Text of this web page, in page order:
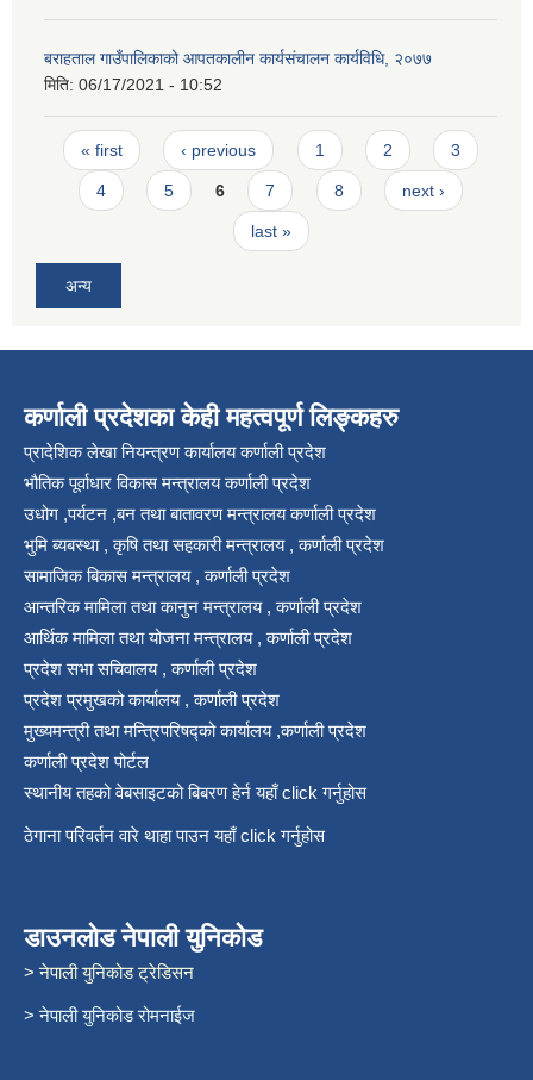
बराहताल गाउँपालिकाको आपतकालीन कार्यसंचालन कार्यविधि, २०७७
मिति: 06/17/2021 - 10:52
Pages
« first ‹ previous 1 2 3
4 5 6 7 8 next ›
last »
अन्य
कर्णाली प्रदेशका केही महत्वपूर्ण लिङ्कहरु
प्रादेशिक लेखा नियन्त्रण कार्यालय कर्णाली प्रदेश
भौतिक पूर्वाधार विकास मन्त्रालय कर्णाली प्रदेश
उधोग ,पर्यटन ,बन तथा बातावरण मन्त्रालय कर्णाली प्रदेश
भुमि ब्यबस्था , कृषि तथा सहकारी मन्त्रालय , कर्णाली प्रदेश
सामाजिक बिकास मन्त्रालय , कर्णाली प्रदेश
आन्तरिक मामिला तथा कानुन मन्त्रालय , कर्णाली प्रदेश
आर्थिक मामिला तथा योजना मन्त्रालय , कर्णाली प्रदेश
प्रदेश सभा सचिवालय , कर्णाली प्रदेश
प्रदेश प्रमुखको कार्यालय , कर्णाली प्रदेश
मुख्यमन्त्री तथा मन्त्रिपरिषद्को कार्यालय ,कर्णाली प्रदेश
कर्णाली प्रदेश पोर्टल
स्थानीय तहको वेबसाइटको बिबरण हेर्न यहाँ click गर्नुहोस
ठेगाना परिवर्तन वारे थाहा पाउन यहाँ click गर्नुहोस
डाउनलोड नेपाली युनिकोड
> नेपाली युनिकोड ट्रेडिसन
> नेपाली युनिकोड रोमनाईज